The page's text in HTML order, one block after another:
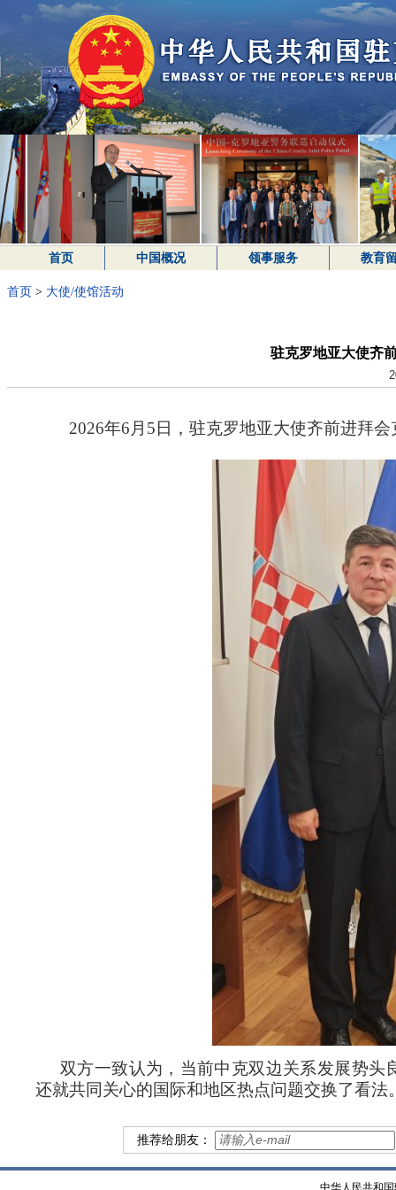
首页 中国概况 领事服务 教育
首页 > 大使/使馆活动
驻克罗地亚大使齐
2026年6月5日，驻克罗地亚大使齐前进拜
双方一致认为，当前中克双边关系发展势
还就共同关心的国际和地区热点问题交换了看法
推荐给朋友：
中华人民共和